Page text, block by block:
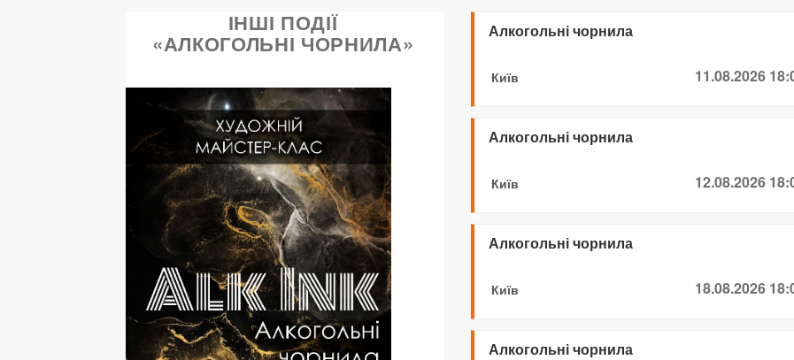
ІНШІ ПОДІЇ
«АЛКОГОЛЬНІ ЧОРНИЛА» Алкогольні чорнила
Київ 11.08.2026
Алкогольні чорнила
Київ 12.08.2026
Алкогольні чорнила
Київ 18.08.2026
Алкогольні чорнила